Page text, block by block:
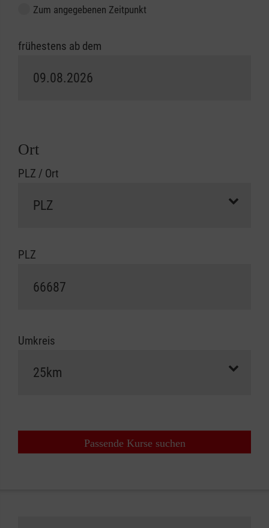
Zum angegebenen Zeitpunkt
frühestens ab dem
Ort
PLZ / Ort
PLZ
Umkreis
Passende Kurse suchen